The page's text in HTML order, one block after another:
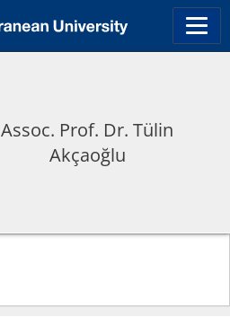
Assoc. Prof. Dr. Tülin
Akçaoğlu